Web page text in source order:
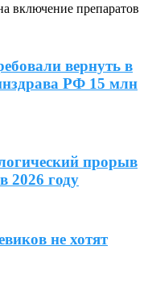
включение препаратов
вернуть в
РФ 15 млн
прорыв
2026 году
не хотят